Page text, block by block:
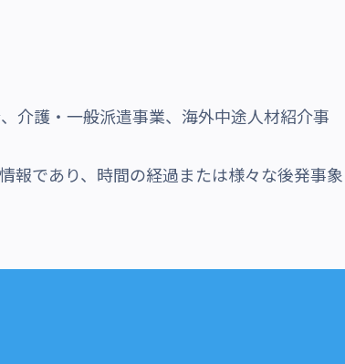
介護・一般派遣事業、海外中途人材紹介事
報であり、時間の経過または様々な後発事象